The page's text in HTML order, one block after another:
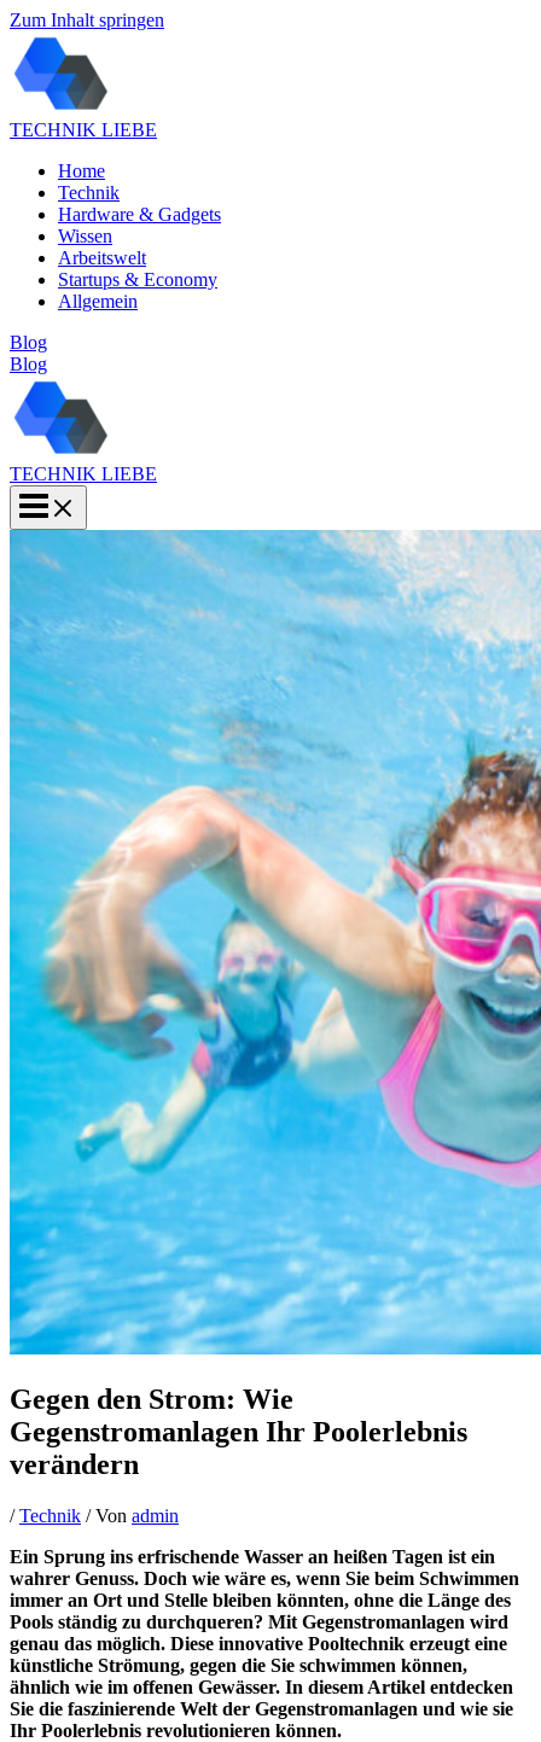
Zum Inhalt springen
TECHNIK LIEBE
Home
Technik
Hardware & Gadgets
Wissen
Arbeitswelt
Startups & Economy
Allgemein
Blog
Blog
TECHNIK LIEBE
Gegen den Strom: Wie
Gegenstromanlagen Ihr Poolerlebnis
verändern
/Technik / Von admin
Ein Sprung ins erfrischende Wasser an heißen Tagen ist ein
wahrer Genuss. Doch wie wäre es, wenn Sie beim Schwimmen
immer an Ort und Stelle bleiben könnten, ohne die Länge des
Pools ständig zu durchqueren? Mit Gegenstromanlagen wird
genau das möglich. Diese innovative Pooltechnik erzeugt eine
künstliche Strömung, gegen die Sie schwimmen können,
ähnlich wie im offenen Gewässer. In diesem Artikel entdecken
Sie die faszinierende Welt der Gegenstromanlagen und wie sie
Ihr Poolerlebnis revolutionieren können.